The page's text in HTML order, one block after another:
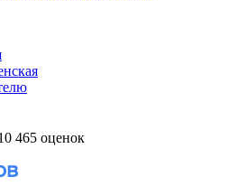
465 оценок